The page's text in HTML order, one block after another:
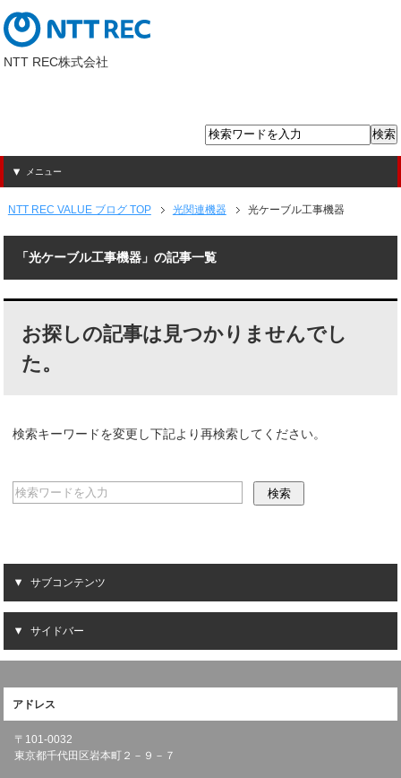
NTT REC株式会社
メニュー
NTT REC VALUE ブログ TOP 光関連機器 光ケーブル工事機器
「光ケーブル工事機器」の記事一覧
お探しの記事は見つかりませんでし
た。
検索キーワードを変更し下記より再検索してください。
サブコンテンツ
サイドバー
アドレス
〒101-0032
東京都千代田区岩本町２－９－７